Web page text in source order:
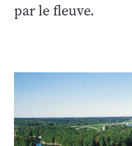
par le fleuve.